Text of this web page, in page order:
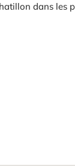
dans les